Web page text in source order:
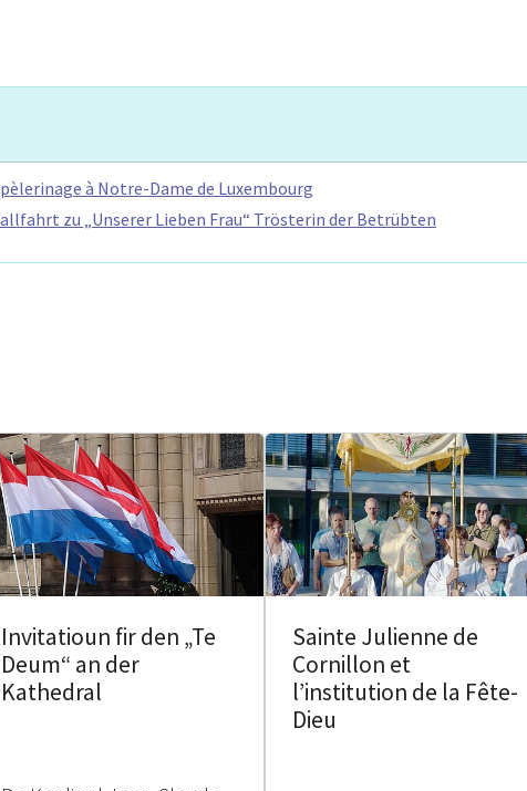
à Notre-Dame de Luxembourg
zu „Unserer Lieben Frau“ Trösterin der Betrübten
Invitatioun fir den „Te
Deum“ an der
Kathedral
Sainte Julienne de
Cornillon et
l’institution de la Fête-
Dieu